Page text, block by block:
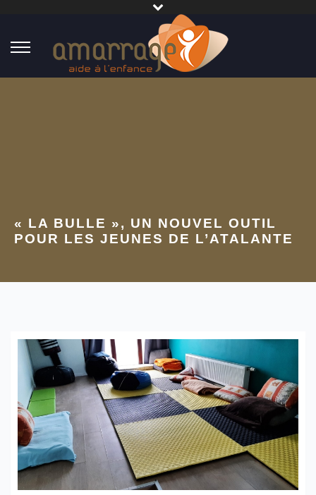
« LA BULLE », UN NOUVEL OUTIL
POUR LES JEUNES DE L’ATALANTE